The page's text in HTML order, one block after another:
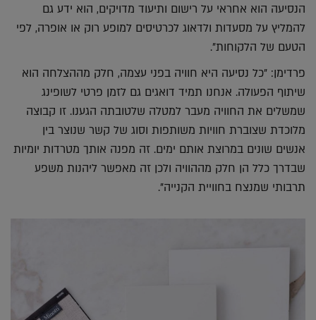
הנסיעה הוא אחראי על רישום ותיעוד מדויקים, הוא ידע גם
להמליץ על מסעדות ולדאוג לכרטיסים למופע רוק או אופרה, לפי
הטעם של הלקוחות".
פרדימן: "כל נסיעה היא חוויה בפני עצמה, חלק מההצלחה הוא
שיתוף הפעולה. אנחנו תמיד דואגים גם לזמן פרטי לשופינג
שמשלים את החוויה מעבר למטלה שלטובתה הגענו. זו קבוצה
מלוכדת שצוברת חוויות משותפות וסוג של קשר שנוצר בין
אנשים שונים במרוצת אותם ימים. זה מפנה אותך מטרדות יומיות
שבדרך כלל הן חלק מההוויה ולכן זה מאפשר ליהנות משפע
תרבותי שמנצח בחוויית הקנייה".